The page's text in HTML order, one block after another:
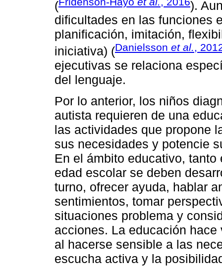
(
).
dificultades en las funciones
planificación, imitación,
iniciativa) (Danielsson et al.,
ejecutivas se relaciona
del lenguaje.
Por lo anterior, los niños
autista requieren de una
las actividades que propone
sus necesidades y potencie
En el ámbito educativo,
edad escolar se deben
turno, ofrecer ayuda, hablar
sentimientos, tomar
situaciones problema y
acciones. La educación
al hacerse sensible a las
escucha activa y la